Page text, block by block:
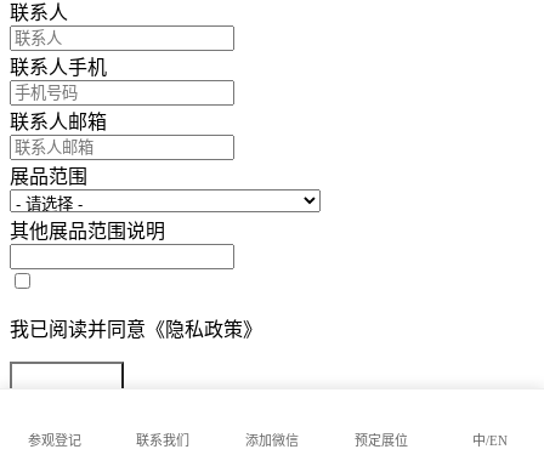
联系人
联系人手机
联系人邮箱
展品范围
其他展品范围说明
我已阅读并同意《隐私政策》
参观登记 联系我们 添加微信 预定展位 中/EN